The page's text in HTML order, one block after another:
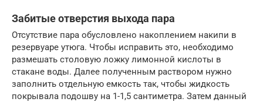
Забитые отверстия выхода пара
Отсутствие пара обусловлено накоплением накипи в
резервуаре утюга. Чтобы исправить это, необходимо
размешать столовую ложку лимонной кислоты в
стакане воды. Далее полученным раствором нужно
заполнить отдельную емкость так, чтобы жидкость
покрывала подошву на 1-1,5 сантиметра. Затем данный